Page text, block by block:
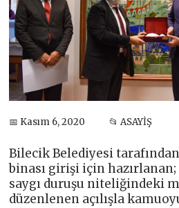
📅 Kasım 6, 2020 📂 ASAYİŞ
Bilecik Belediyesi
binası girişi için
saygı duruşu niteliğindeki
düzenlenen açılışla